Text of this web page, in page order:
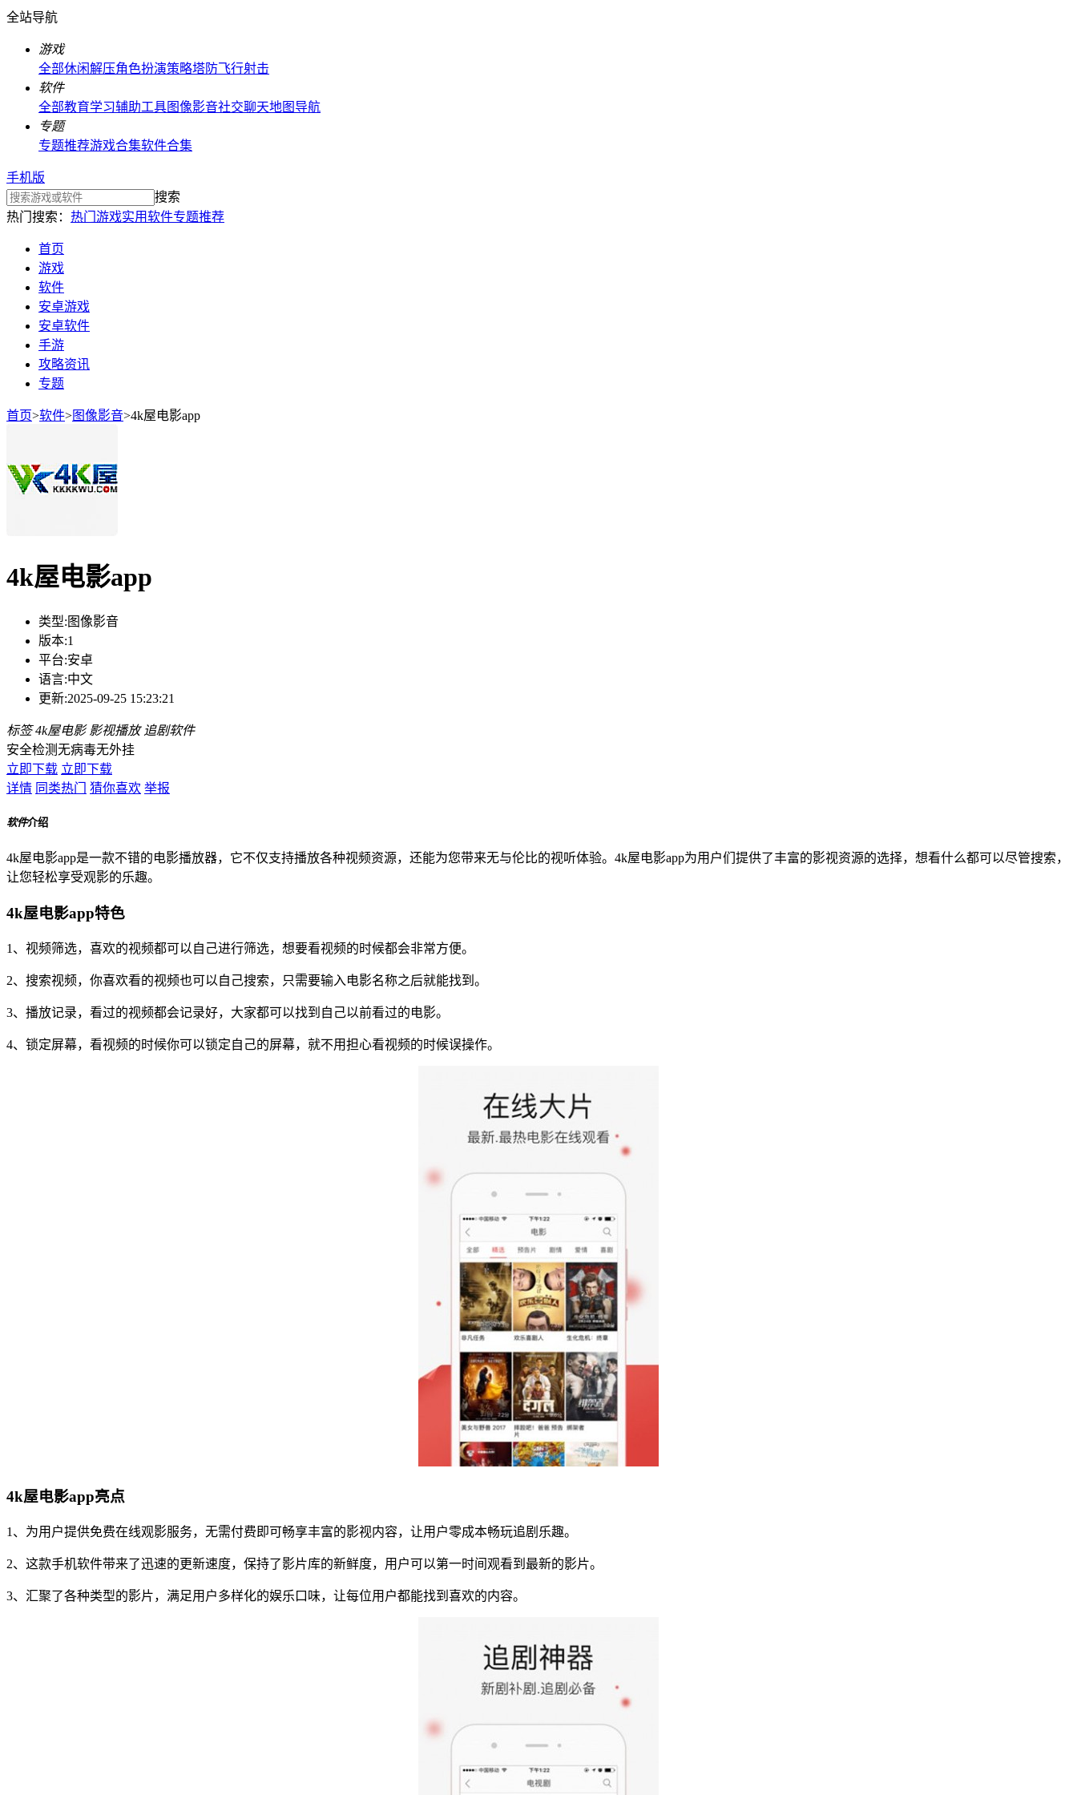
全站导航
游戏
全部休闲解压角色扮演策略塔防飞行射击
软件
全部教育学习辅助工具图像影音社交聊天地图导航
专题
专题推荐游戏合集软件合集
手机版
搜索
热门搜索： 热门游戏实用软件专题推荐
首页
游戏
软件
安卓游戏
安卓软件
手游
攻略资讯
专题
首页>软件>图像影音>4k屋电影app
4k屋电影app
类型: 图像影音
版本:1
平台:安卓
语言:中文
更新:2025-09-25 15:23:21
标签 4k屋电影 影视播放 追剧软件
安全检测无病毒无外挂
立即下载 立即下载
详情 同类热门 猜你喜欢 举报
软件介绍
4k屋电影app是一款不错的电影播放器，它不仅支持播放各种视频资源，还能为您带来无与伦比的视听体验。4k屋电影app为用户们提供了丰富的影视资源的选择，想看什么都可以尽管搜索，
让您轻松享受观影的乐趣。
4k屋电影app特色
1、视频筛选，喜欢的视频都可以自己进行筛选，想要看视频的时候都会非常方便。
2、搜索视频，你喜欢看的视频也可以自己搜索，只需要输入电影名称之后就能找到。
3、播放记录，看过的视频都会记录好，大家都可以找到自己以前看过的电影。
4、锁定屏幕，看视频的时候你可以锁定自己的屏幕，就不用担心看视频的时候误操作。
4k屋电影app亮点
1、为用户提供免费在线观影服务，无需付费即可畅享丰富的影视内容，让用户零成本畅玩追剧乐趣。
2、这款手机软件带来了迅速的更新速度，保持了影片库的新鲜度，用户可以第一时间观看到最新的影片。
3、汇聚了各种类型的影片，满足用户多样化的娱乐口味，让每位用户都能找到喜欢的内容。